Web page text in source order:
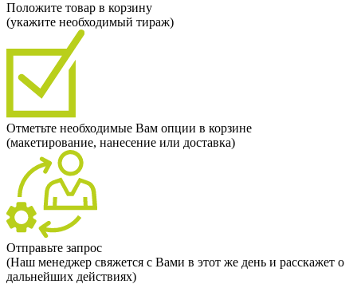
Положите товар в корзину
(укажите необходимый тираж)
Отметьте необходимые Вам опции в корзине
(макетирование, нанесение или доставка)
Отправьте запрос
(Наш менеджер свяжется с Вами в этот же день и расскажет о
дальнейших действиях)